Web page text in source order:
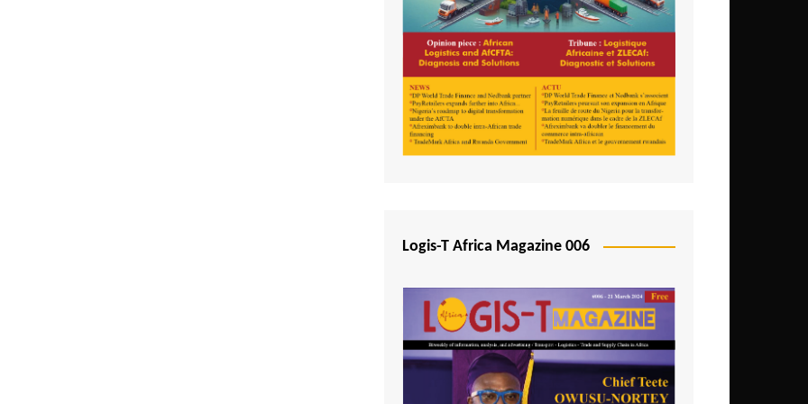
Logis-T Africa Magazine 006